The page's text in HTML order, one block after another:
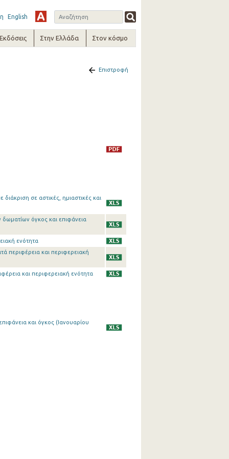
English
Στην Ελλάδα Στον κόσμο
Επιστροφή
σε αστικές, ημιαστικές και
δωματίων όγκος και επιφάνεια
ενότητα
περιφέρεια και περιφερειακή
και περιφερειακή ενότητα
και όγκος (Ιανουαρίου